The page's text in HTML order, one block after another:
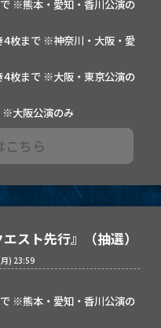
※熊本・愛知・香川公演の
枚まで ※神奈川・大阪・愛
枚まで ※大阪・東京公演の
大阪公演のみ
こちら
スト先行』（抽選）
) 23:59
※熊本・愛知・香川公演の